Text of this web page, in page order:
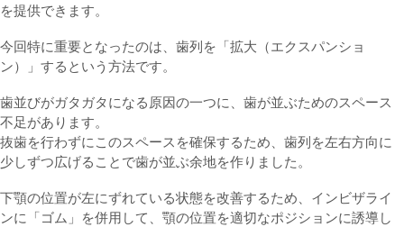
を提供できます。
今回特に重要となったのは、歯列を「拡大（エクスパンショ
ン）」するという方法です。
歯並びがガタガタになる原因の一つに、歯が並ぶためのスペース
不足があります。
抜歯を行わずにこのスペースを確保するため、歯列を左右方向に
少しずつ広げることで歯が並ぶ余地を作りました。
下顎の位置が左にずれている状態を改善するため、インビザライ
ンに「ゴム」を併用して、顎の位置を適切なポジションに誘導し